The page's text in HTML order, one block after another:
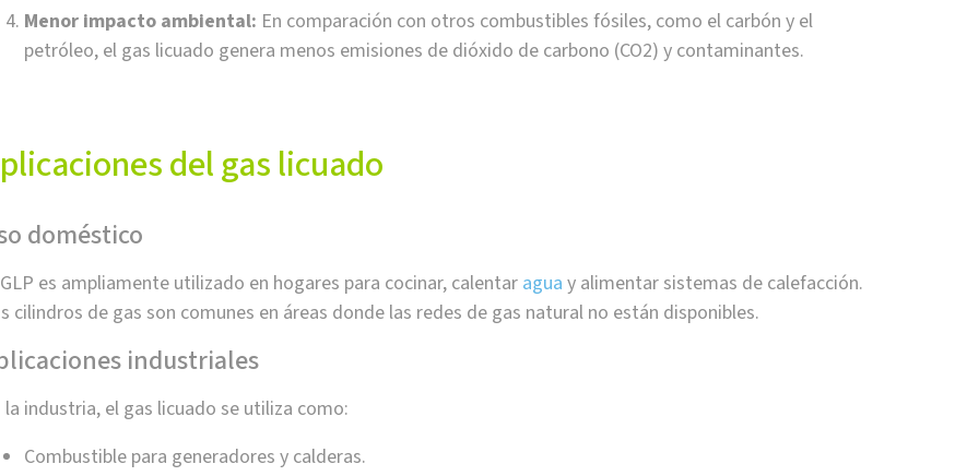
Menor impacto ambiental: En comparación con otros combustibles fósiles, como el carbón y el
petróleo, el gas licuado genera menos emisiones de dióxido de carbono (CO2) y contaminantes.
del gas licuado
doméstico
es ampliamente utilizado en hogares para cocinar, calentar agua y alimentar sistemas de calefacción.
cilindros de gas son comunes en áreas donde las redes de gas natural no están disponibles.
industriales
la industria, el gas licuado se utiliza como:
Combustible para generadores y calderas.